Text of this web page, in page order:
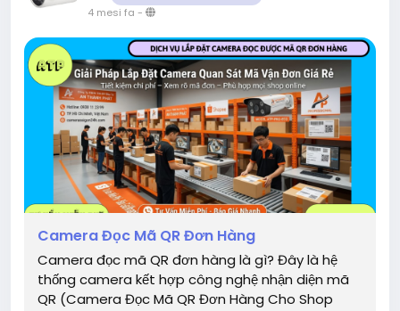
4 mesi fa -
Camera Đọc Mã QR Đơn Hàng
Camera đọc mã QR đơn hàng là gì? Đây là hệ
thống camera kết hợp công nghệ nhận diện mã
QR (Camera Đọc Mã QR Đơn Hàng Cho Shop